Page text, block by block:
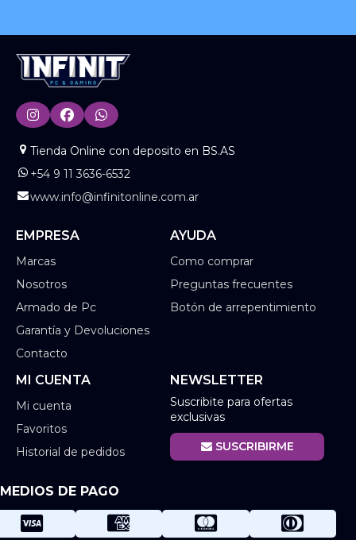
Tienda Online con deposito en BS.AS
+54 9 11 3636-6532
www.info@infinitonline.com.ar
EMPRESA
Marcas
Nosotros
Armado de Pc
Garantía y Devoluciones
Contacto
AYUDA
Como comprar
Preguntas frecuentes
Botón de arrepentimiento
MI CUENTA
Mi cuenta
Favoritos
Historial de pedidos
NEWSLETTER
Suscribite para ofertas
exclusivas
SUSCRIBIRME
MEDIOS DE PAGO